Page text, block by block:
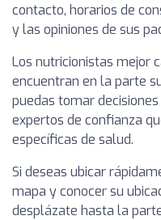
contacto, horarios de
y las opiniones de sus
Los nutricionistas mejor
encuentran en la parte
puedas tomar
expertos de confianza
específicas de salud.
Si deseas ubicar
mapa y conocer su
desplázate hasta la